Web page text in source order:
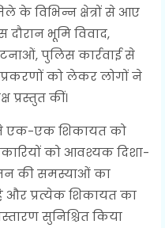
के विभिन्न क्षेत्रों से आए
दौरान भूमि विवाद,
पुलिस कार्रवाई से
को लेकर लोगों ने
कीं।
एक-एक शिकायत को
को आवश्यक दिशा-
की समस्याओं का
और प्रत्येक शिकायत का
सुनिश्चित किया